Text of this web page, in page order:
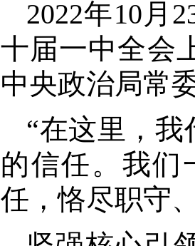
2022年10月
十届一中全会
中央政治局常
“在这里，
的信任。我们
任，恪尽职守